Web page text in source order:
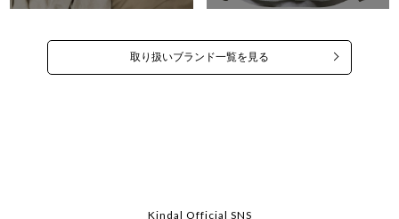
取り扱いブランド一覧を見る
Kindal Official SNS